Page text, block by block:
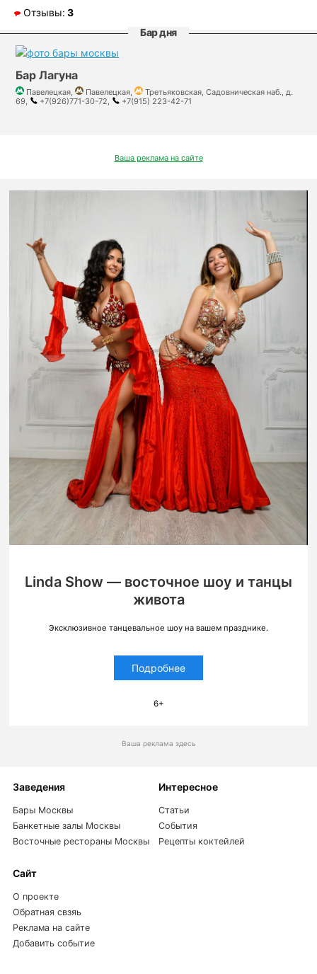
Отзывы: 3
Бар дня
Бар Лагуна
Павелецкая, Павелецкая,
Третьяковская, Садовническая наб., д.
69,
+7(926)771-30-72, +7(915) 223-42-71
Ваша реклама на сайте
Linda Show — восточное шоу и танцы
живота
Эксклюзивное танцевальное шоу на вашем празднике.
Подробнее
6+
Ваша реклама здесь
Заведения
Бары Москвы
Банкетные залы Москвы
Восточные рестораны Москвы
Интересное
Статьи
События
Рецепты коктейлей
Сайт
О проекте
Обратная свзяь
Реклама на сайте
Добавить событие